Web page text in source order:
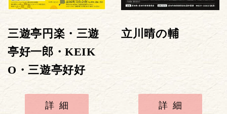
三遊亭円楽・三遊
亭好一郎・KEIK
O・三遊亭好好
詳細
立川晴の輔
詳細